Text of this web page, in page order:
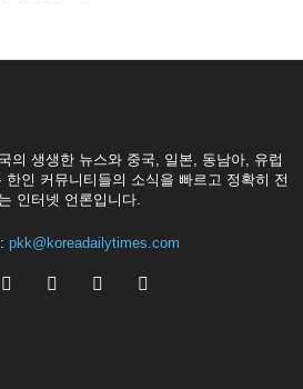
의 생생한 뉴스와 중국, 일본, 동남아, 유럽
인 커뮤니티들의 소식을 빠르고 정확히 전
인터넷 언론입니다.
pkk@koreadailytimes.com